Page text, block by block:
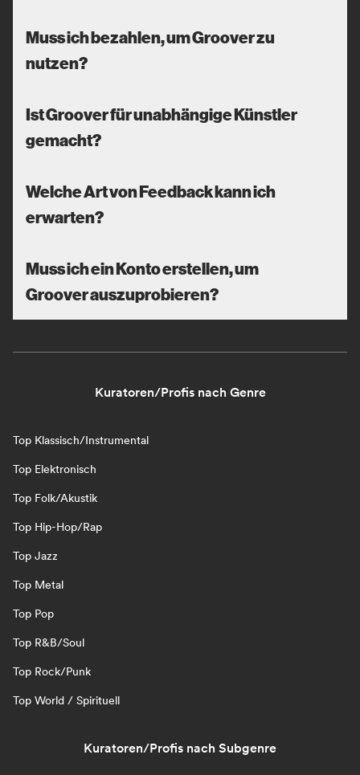
Muss ich bezahlen, um Groover zu
nutzen?
Ist Groover für unabhängige Künstler
gemacht?
Welche Art von Feedback kann ich
erwarten?
Muss ich ein Konto erstellen, um
Groover auszuprobieren?
Kuratoren/Profis nach Genre
Top Klassisch/Instrumental
Top Elektronisch
Top Folk/Akustik
Top Hip-Hop/Rap
Top Jazz
Top Metal
Top Pop
Top R&B/Soul
Top Rock/Punk
Top World / Spirituell
Kuratoren/Profis nach Subgenre